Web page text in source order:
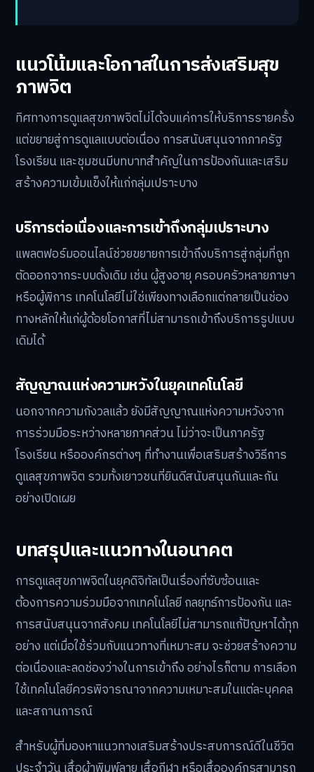
แนวโน้มและโอกาสในการส่งเสริมสุข
ภาพจิต
ทิศทางการดูแลสุขภาพจิตไม่ได้จบแค่การให้บริการรายครั้ง
แต่ขยายสู่การดูแลแบบต่อเนื่อง การสนับสนุนจากภาครัฐ
โรงเรียน และชุมชนมีบทบาทสำคัญในการป้องกันและเสริม
สร้างความเข้มแข็งให้แก่กลุ่มเปราะบาง
บริการต่อเนื่องและการเข้าถึงกลุ่มเปราะบาง
แพลตฟอร์มออนไลน์ช่วยขยายการเข้าถึงบริการสู่กลุ่มที่ถูก
ตัดออกจากระบบดั้งเดิม เช่น ผู้สูงอายุ ครอบครัวหลายภาษา
หรือผู้พิการ เทคโนโลยีไม่ใช่เพียงทางเลือกแต่กลายเป็นช่อง
ทางหลักให้แก่ผู้ด้อยโอกาสที่ไม่สามารถเข้าถึงบริการรูปแบบ
เดิมได้
สัญญาณแห่งความหวังในยุคเทคโนโลยี
นอกจากความกังวลแล้ว ยังมีสัญญาณแห่งความหวังจาก
การร่วมมือระหว่างหลายภาคส่วน ไม่ว่าจะเป็นภาครัฐ
โรงเรียน หรือองค์กรต่างๆ ที่ทำงานเพื่อเสริมสร้างวิธีการ
ดูแลสุขภาพจิต รวมทั้งเยาวชนที่ยินดีสนับสนุนกันและกัน
อย่างเปิดเผย
บทสรุปและแนวทางในอนาคต
การดูแลสุขภาพจิตในยุคดิจิทัลเป็นเรื่องที่ซับซ้อนและ
ต้องการความร่วมมือจากเทคโนโลยี กลยุทธ์การป้องกัน และ
การสนับสนุนจากสังคม เทคโนโลยีไม่สามารถแก้ปัญหาได้ทุก
อย่าง แต่เมื่อใช้ร่วมกับแนวทางที่เหมาะสม จะช่วยสร้างความ
ต่อเนื่องและลดช่องว่างในการเข้าถึง อย่างไรก็ตาม การเลือก
ใช้เทคโนโลยีควรพิจารณาจากความเหมาะสมในแต่ละบุคคล
และสถานการณ์
สำหรับผู้ที่มองหาแนวทางเสริมสร้างประสบการณ์ดีในชีวิต